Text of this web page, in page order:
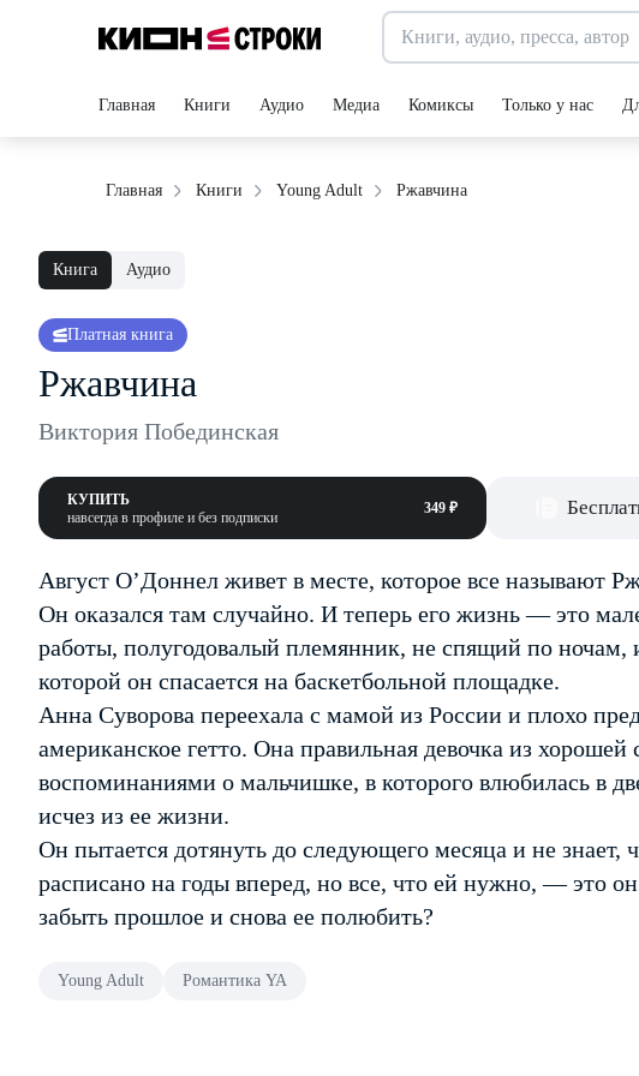
Главная Книги Аудио Медиа Комиксы Только у нас
Главная Книги Young Adult Ржавчина
Книга Аудио
Платная книга
Ржавчина
Виктория Побединская
КУПИТЬ
навсегда в профиле и без подписки
349 ₽
Август О’Доннел живет в месте, которое все называют
Он оказался там случайно. И теперь его жизнь — это
работы, полугодовалый племянник, не спящий по ночам,
которой он спасается на баскетбольной площадке.
Анна Суворова переехала с мамой из России и плохо
американское гетто. Она правильная девочка из
воспоминаниями о мальчишке, в которого влюбилась в
исчез из ее жизни.
Он пытается дотянуть до следующего месяца и не знает,
расписано на годы вперед, но все, что ей нужно, — это
забыть прошлое и снова ее полюбить?
Young Adult Романтика YA